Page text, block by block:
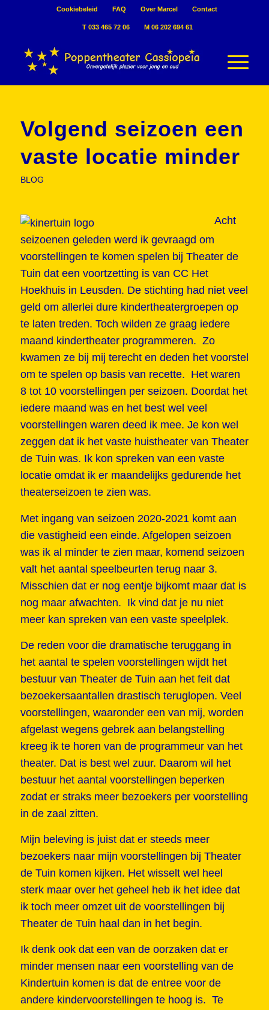
Cookiebeleid FAQ Over Marcel Contact
T 033 465 72 06 M 06 202 694 61
Volgend seizoen een
vaste locatie minder
BLOG
Acht
seizoenen geleden werd ik gevraagd om
voorstellingen te komen spelen bij Theater de
Tuin dat een voortzetting is van CC Het
Hoekhuis in Leusden. De stichting had niet veel
geld om allerlei dure kindertheatergroepen op
te laten treden. Toch wilden ze graag iedere
maand kindertheater programmeren. Zo
kwamen ze bij mij terecht en deden het voorstel
om te spelen op basis van recette. Het waren
8 tot 10 voorstellingen per seizoen. Doordat het
iedere maand was en het best wel veel
voorstellingen waren deed ik mee. Je kon wel
zeggen dat ik het vaste huistheater van Theater
de Tuin was. Ik kon spreken van een vaste
locatie omdat ik er maandelijks gedurende het
theaterseizoen te zien was.
Met ingang van seizoen 2020-2021 komt aan
die vastigheid een einde. Afgelopen seizoen
was ik al minder te zien maar, komend seizoen
valt het aantal speelbeurten terug naar 3.
Misschien dat er nog eentje bijkomt maar dat is
nog maar afwachten. Ik vind dat je nu niet
meer kan spreken van een vaste speelplek.
De reden voor die dramatische teruggang in
het aantal te spelen voorstellingen wijdt het
bestuur van Theater de Tuin aan het feit dat
bezoekersaantallen drastisch teruglopen. Veel
voorstellingen, waaronder een van mij, worden
afgelast wegens gebrek aan belangstelling
kreeg ik te horen van de programmeur van het
theater. Dat is best wel zuur. Daarom wil het
bestuur het aantal voorstellingen beperken
zodat er straks meer bezoekers per voorstelling
in de zaal zitten.
Mijn beleving is juist dat er steeds meer
bezoekers naar mijn voorstellingen bij Theater
de Tuin komen kijken. Het wisselt wel heel
sterk maar over het geheel heb ik het idee dat
ik toch meer omzet uit de voorstellingen bij
Theater de Tuin haal dan in het begin.
Ik denk ook dat een van de oorzaken dat er
minder mensen naar een voorstelling van de
Kindertuin komen is dat de entree voor de
andere kindervoorstellingen te hoog is. Te